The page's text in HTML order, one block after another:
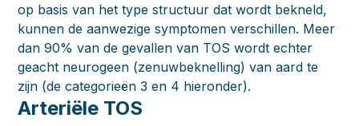
op basis van het type structuur dat wordt bekneld,
kunnen de aanwezige symptomen verschillen. Meer
dan 90% van de gevallen van TOS wordt echter
geacht neurogeen (zenuwbeknelling) van aard te
zijn (de categorieën 3 en 4 hieronder).
Arteriële TOS